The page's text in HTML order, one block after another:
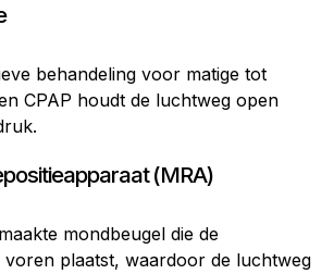
behandeling voor matige tot
CPAP houdt de luchtweg open
(MRA)
mondbeugel die de
plaatst, waardoor de luchtweg